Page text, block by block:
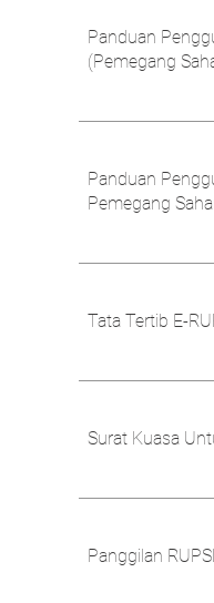
Panduan
(Pemegang
Panduan
Pemegang
Tata Tertib E-
Surat Kuasa
Panggilan